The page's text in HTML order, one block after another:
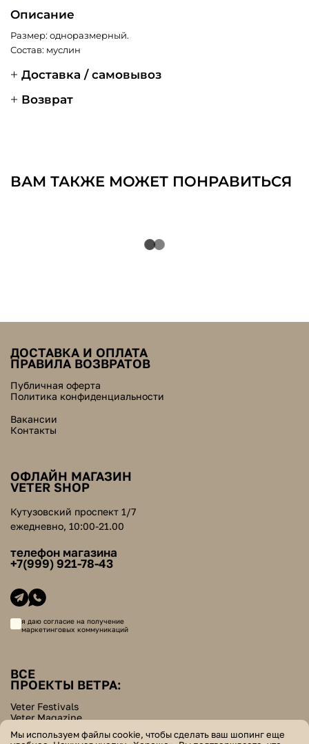
Описание
Размер: одноразмерный.
Состав: муслин
Доставка / самовывоз
Возврат
ВАМ ТАКЖЕ МОЖЕТ ПОНРАВИТЬСЯ
ДОСТАВКА И ОПЛАТА
ПРАВИЛА ВОЗВРАТОВ
Публичная оферта
Политика конфиденциальности
Вакансии
Контакты
ОФЛАЙН МАГАЗИН
VETER SHOP
Кутузовский проспект 1/7
ежедневно, 10:00-21.00
телефон магазина
+7(999) 921-78-43
я даю согласие на получение
маркетинговых коммуникаций
ВСЕ
ПРОЕКТЫ ВЕТРА:
Veter Festivals
Veter Magazine
Helpers Bazar
Мы используем файлы cookie, чтобы сделать ваш шопинг еще